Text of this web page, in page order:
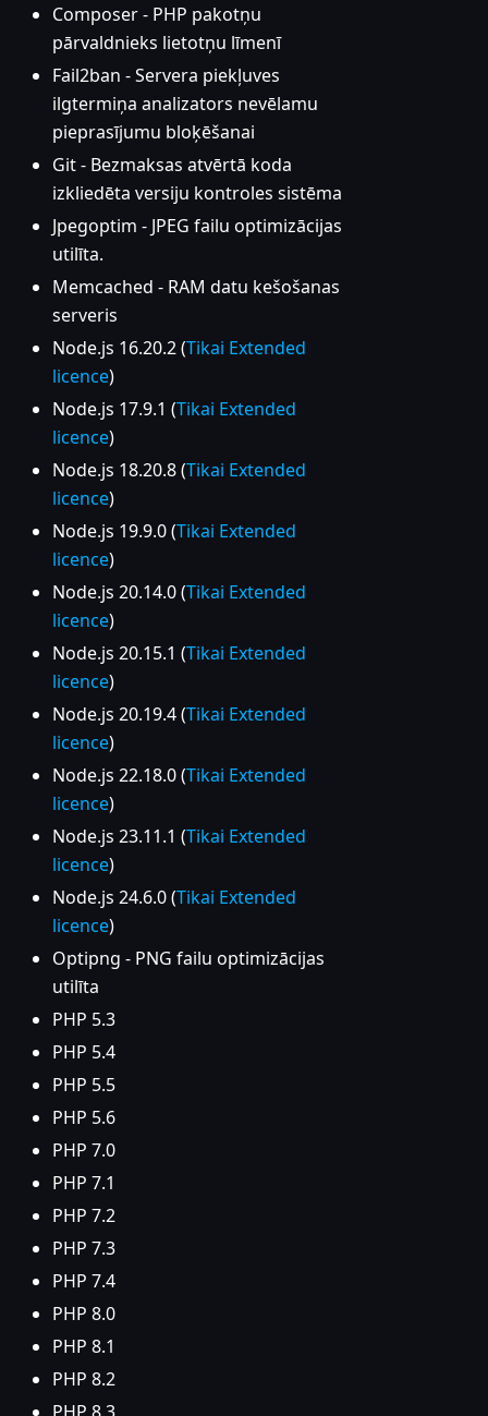
Composer - PHP pakotņu
pārvaldnieks lietotņu līmenī
Fail2ban - Servera piekļuves
ilgtermiņa analizators nevēlamu
pieprasījumu bloķēšanai
Git - Bezmaksas atvērtā koda
izkliedēta versiju kontroles sistēma
Jpegoptim - JPEG failu optimizācijas
utilīta.
Memcached - RAM datu kešošanas
serveris
Node.js 16.20.2 (Tikai Extended
licence)
Node.js 17.9.1 (Tikai Extended
licence)
Node.js 18.20.8 (Tikai Extended
licence)
Node.js 19.9.0 (Tikai Extended
licence)
Node.js 20.14.0 (Tikai Extended
licence)
Node.js 20.15.1 (Tikai Extended
licence)
Node.js 20.19.4 (Tikai Extended
licence)
Node.js 22.18.0 (Tikai Extended
licence)
Node.js 23.11.1 (Tikai Extended
licence)
Node.js 24.6.0 (Tikai Extended
licence)
Optipng - PNG failu optimizācijas
utilīta
PHP 5.3
PHP 5.4
PHP 5.5
PHP 5.6
PHP 7.0
PHP 7.1
PHP 7.2
PHP 7.3
PHP 7.4
PHP 8.0
PHP 8.1
PHP 8.2